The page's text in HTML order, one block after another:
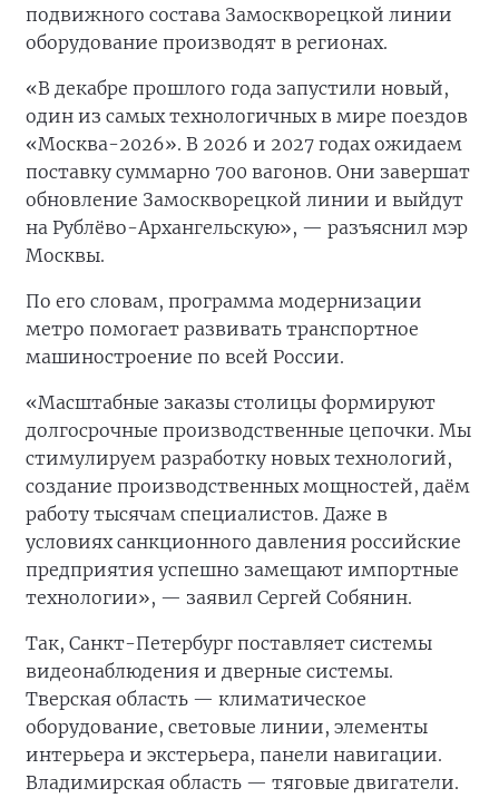
подвижного состава Замоскворецкой линии
оборудование производят в регионах.
«В декабре прошлого года запустили новый,
один из самых технологичных в мире поездов
«Москва-2026». В 2026 и 2027 годах ожидаем
поставку суммарно 700 вагонов. Они завершат
обновление Замоскворецкой линии и выйдут
на Рублёво-Архангельскую», — разъяснил мэр
Москвы.
По его словам, программа модернизации
метро помогает развивать транспортное
машиностроение по всей России.
«Масштабные заказы столицы формируют
долгосрочные производственные цепочки. Мы
стимулируем разработку новых технологий,
создание производственных мощностей, даём
работу тысячам специалистов. Даже в
условиях санкционного давления российские
предприятия успешно замещают импортные
технологии», — заявил Сергей Собянин.
Так, Санкт-Петербург поставляет системы
видеонаблюдения и дверные системы.
Тверская область — климатическое
оборудование, световые линии, элементы
интерьера и экстерьера, панели навигации.
Владимирская область — тяговые двигатели.